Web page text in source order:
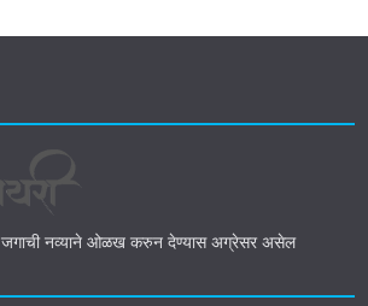
जगाची नव्याने ओळख करुन देण्यास अग्रेसर असेल